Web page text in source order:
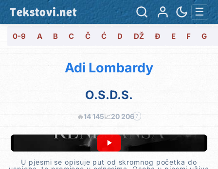
Tekstovi.net ☰
0-9 A B C Č Ć D DŽ Đ E F G
Adi Lombardy
O.S.D.S.
🔥14 145📈20 206 ?
U pjesmi se opisuje put od skromnog početka do